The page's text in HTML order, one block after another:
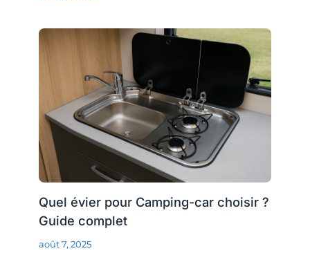
Quel évier pour Camping-car choisir ?
Guide complet
août 7, 2025